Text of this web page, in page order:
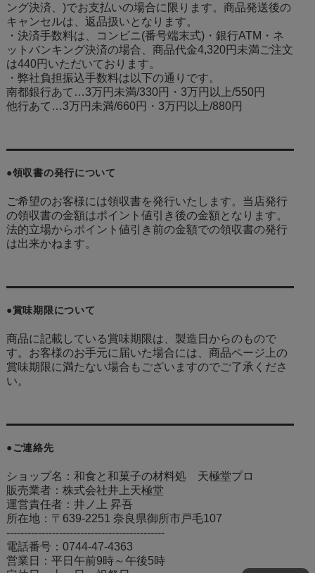
ング決済、 )でお支払いの場合に限ります。商品発送後の
キャンセルは、返品扱いとなります。
・決済手数料は、コンビニ(番号端末式)・銀行ATM・ネ
ットバンキング決済の場合、商品代金4,320円未満ご注文
は440円いただいております。
・弊社負担振込手数料は以下の通りです。
南都銀行あて…3万円未満/330円・3万円以上/550円
他行あて…3万円未満/660円・3万円以上/880円
●領収書の発行について
ご希望のお客様には領収書を発行いたします。当店発行
の領収書の金額はポイント値引き後の金額となります。
法的立場からポイント値引き前の金額での領収書の発行
は出来かねます。
●賞味期限について
商品に記載している賞味期限は、製造日からのもので
す。お客様のお手元に届いた場合には、商品ページ上の
賞味期限に満たない場合もございますのでご了承くださ
い。
●ご連絡先
ショップ名：和食と和菓子の材料処 天極堂プロ
販売業者：株式会社井上天極堂
運営責任者：井ノ上 昇吾
所在地：〒639-2251 奈良県御所市戸毛107
---------------------------------------------
電話番号：0744-47-4363
営業日：平日午前9時～午後5時